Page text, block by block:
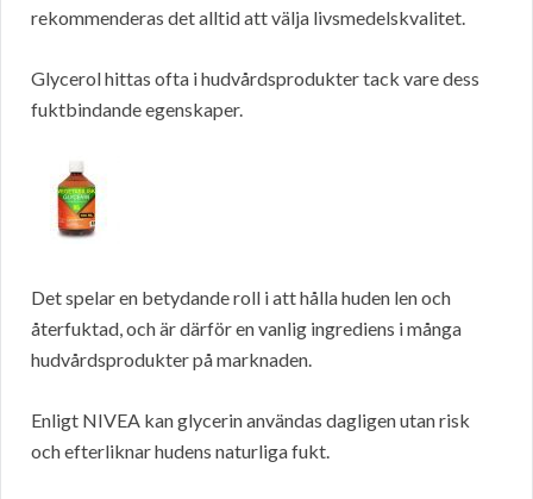
rekommenderas det alltid att välja livsmedelskvalitet.
Glycerol hittas ofta i hudvårdsprodukter tack vare dess
fuktbindande egenskaper.
Det spelar en betydande roll i att hålla huden len och
återfuktad, och är därför en vanlig ingrediens i många
hudvårdsprodukter på marknaden.
Enligt NIVEA kan glycerin användas dagligen utan risk
och efterliknar hudens naturliga fukt.